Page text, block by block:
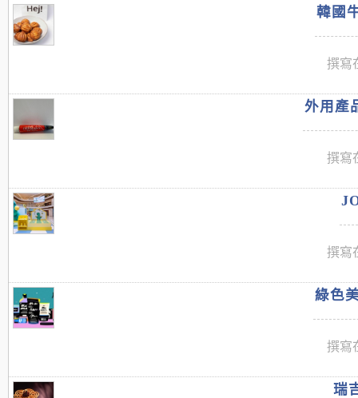
韓國
撰寫
外用產
撰寫
撰寫
綠色
撰寫
瑞